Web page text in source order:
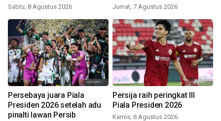
Sabtu, 8 Agustus 2026 Jumat, 7 Agustus 2026
Persebaya juara Piala
Presiden 2026 setelah adu
pinalti lawan Persib
Persija raih peringkat III
Piala Presiden 2026
Kamis, 6 Agustus 2026